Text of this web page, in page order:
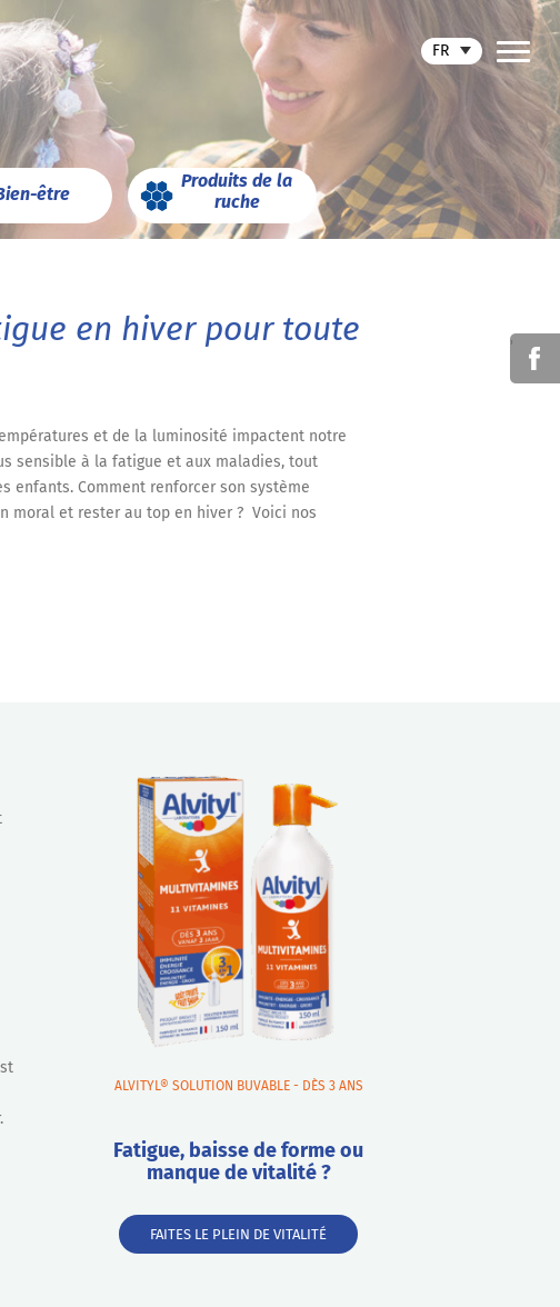
être
Produits de la
ruche
en hiver pour toute
et de la luminosité impactent notre
sensible à la fatigue et aux maladies, tout
enfants. Comment renforcer son système
moral et rester au top en hiver ? Voici nos
ALVITYL® SOLUTION BUVABLE - DÈS 3 ANS
Fatigue, baisse de forme ou
manque de vitalité ?
FAITES LE PLEIN DE VITALITÉ
'
FR